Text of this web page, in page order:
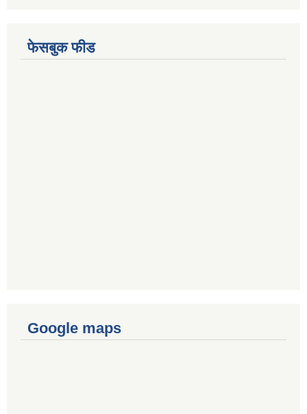
फेसबुक फीड
Google maps